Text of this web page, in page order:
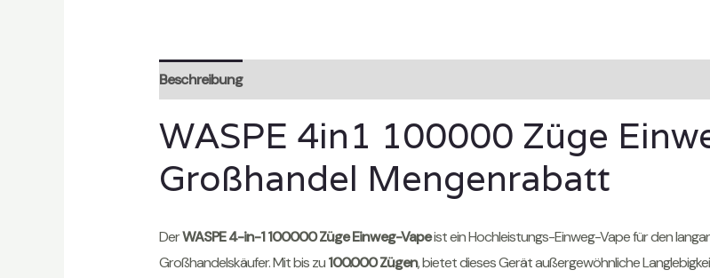
Beschreibung
WASPE 4in1 100000 Züge
Großhandel Mengenrabatt
DerWASPE 4-in-1 100000 Züge Einweg-Vapeist ein Hochleistungs-Einweg-Vape für den
Großhandelskäufer. Mit bis zu100.000 Zügen, bietet dieses Gerät außergewöhnliche